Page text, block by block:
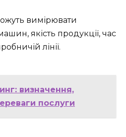
вимірювати
якість продукції, час
лінії.
визначення,
послуги